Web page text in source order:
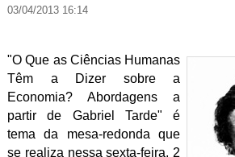
03/04/2013 16:14
"O Que as Ciências Humanas
Têm a Dizer sobre a
Economia? Abordagens a
partir de Gabriel Tarde" é
tema da mesa-redonda que
se realiza nessa sexta-feira, 2